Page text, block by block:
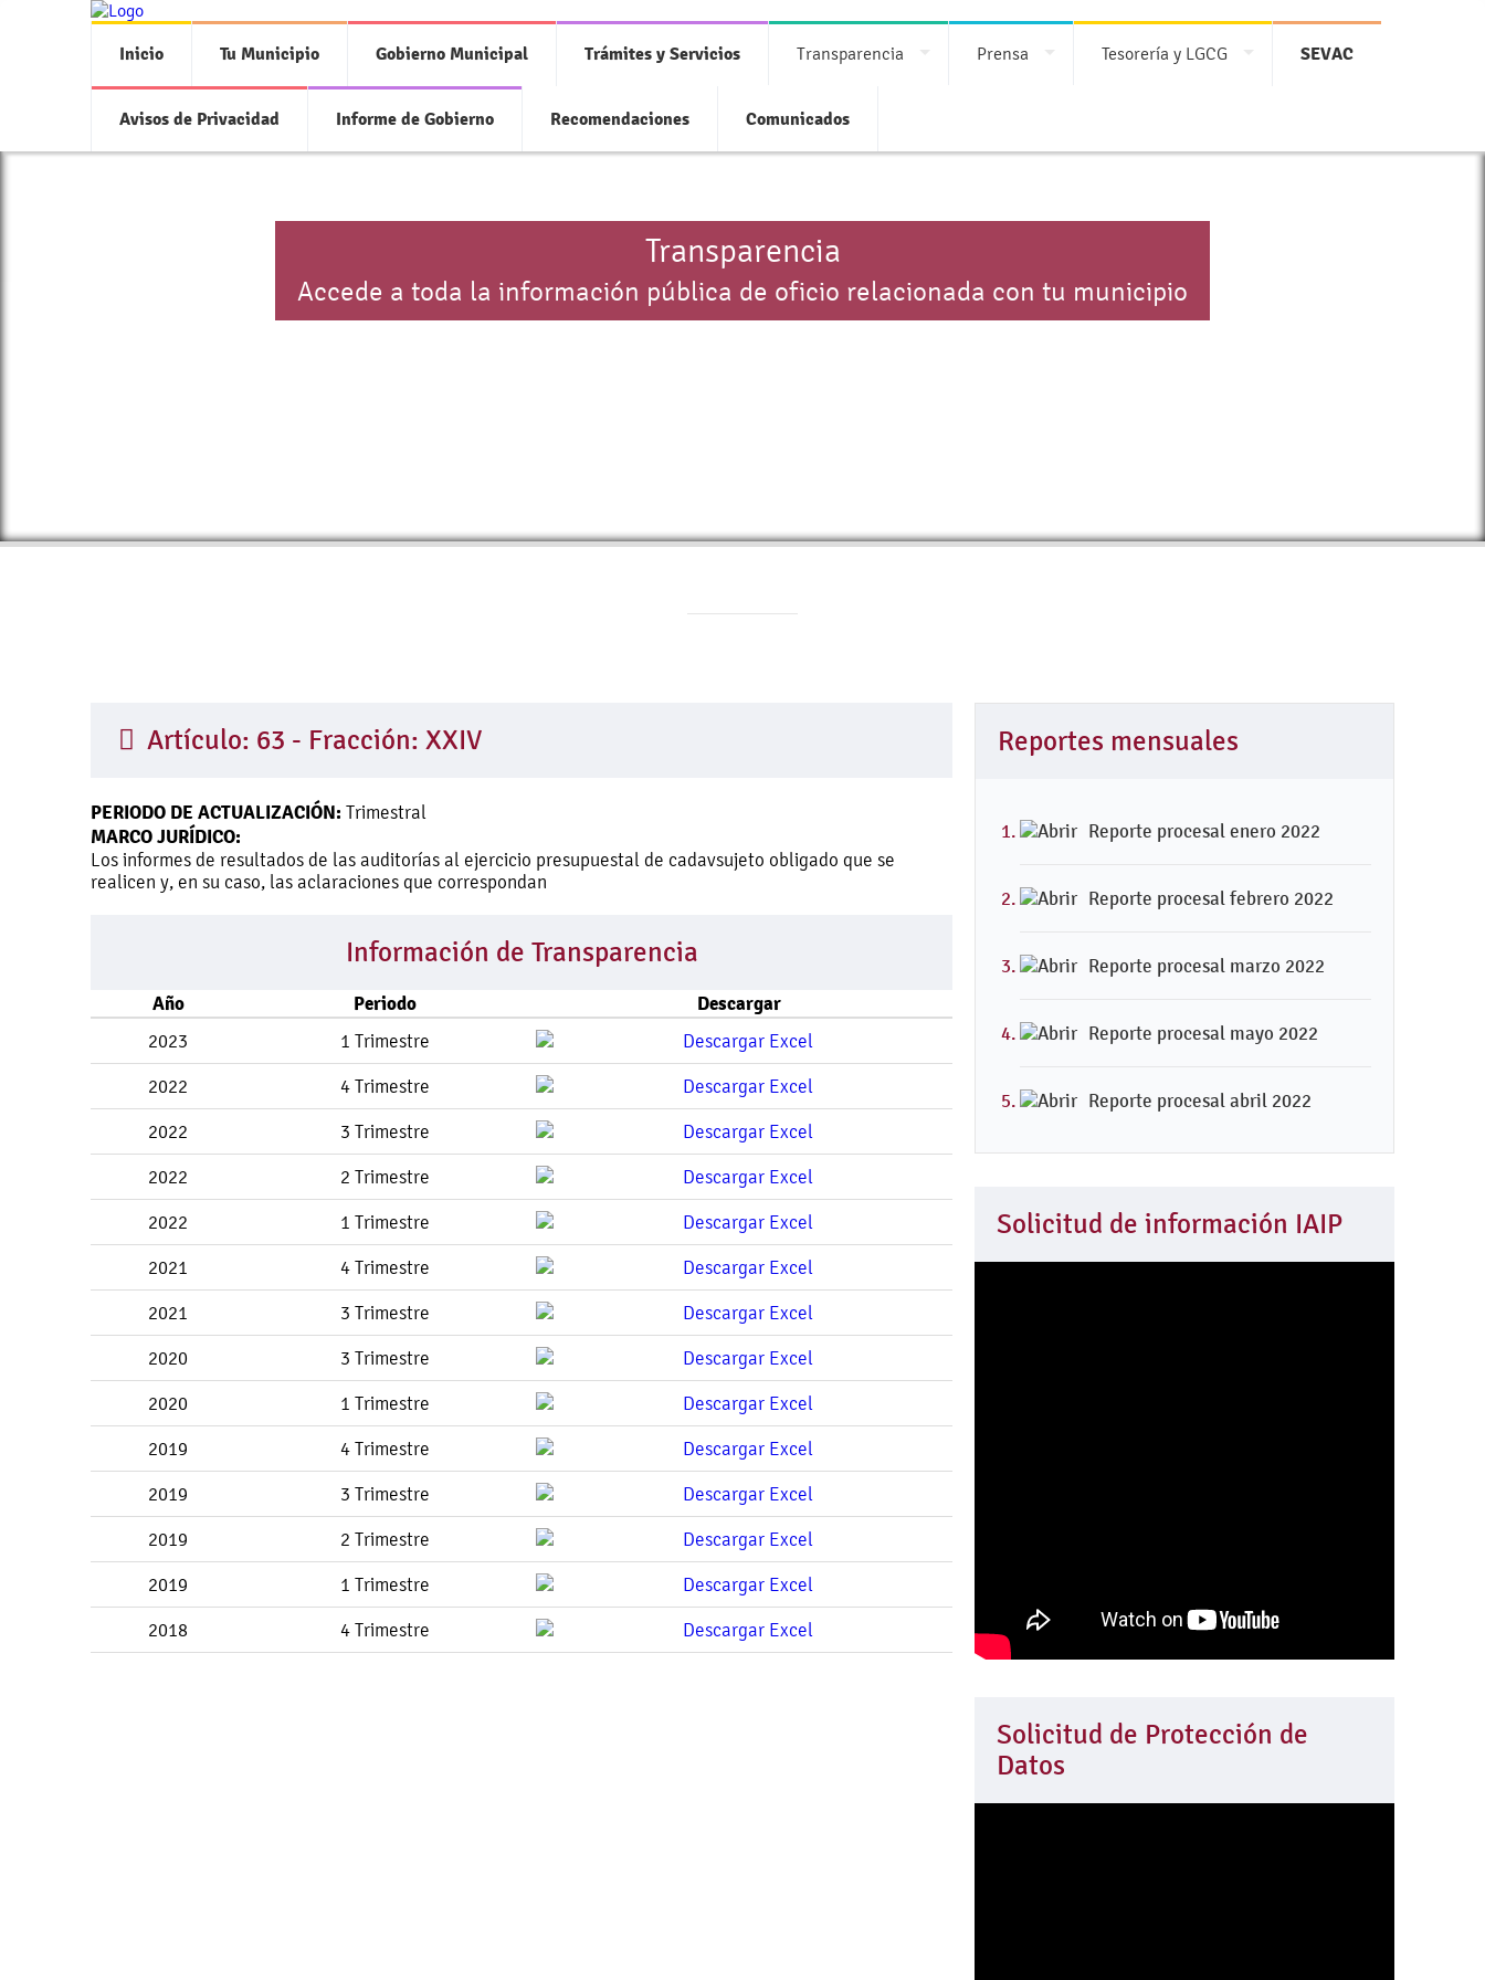
Inicio Tu Municipio Gobierno Municipal Trámites y Servicios Transparencia Prensa Tesorería y LGCG SEVAC
Avisos de Privacidad Informe de Gobierno Recomendaciones Comunicados
Transparencia
Accede a toda la información pública de oficio relacionada con tu municipio
Artículo: 63 - Fracción: XXIV
PERIODO DE ACTUALIZACIÓN: Trimestral
MARCO JURÍDICO:
Los informes de resultados de las auditorías al ejercicio presupuestal de cadavsujeto obligado que se
realicen y, en su caso, las aclaraciones que correspondan
Información de Transparencia
Año Periodo Descargar
2023 1 Trimestre
2022 4 Trimestre
2022 3 Trimestre
2022 2 Trimestre
2022 1 Trimestre
2021 4 Trimestre
2021 3 Trimestre
2020 3 Trimestre
2020 1 Trimestre
2019 4 Trimestre
2019 3 Trimestre
2019 2 Trimestre
2019 1 Trimestre
2018 4 Trimestre
Reportes mensuales
Reporte procesal enero 2022
Reporte procesal febrero 2022
Reporte procesal marzo 2022
Reporte procesal mayo 2022
Reporte procesal abril 2022
Solicitud de información IAIP
Solicitud de Protección de
Datos